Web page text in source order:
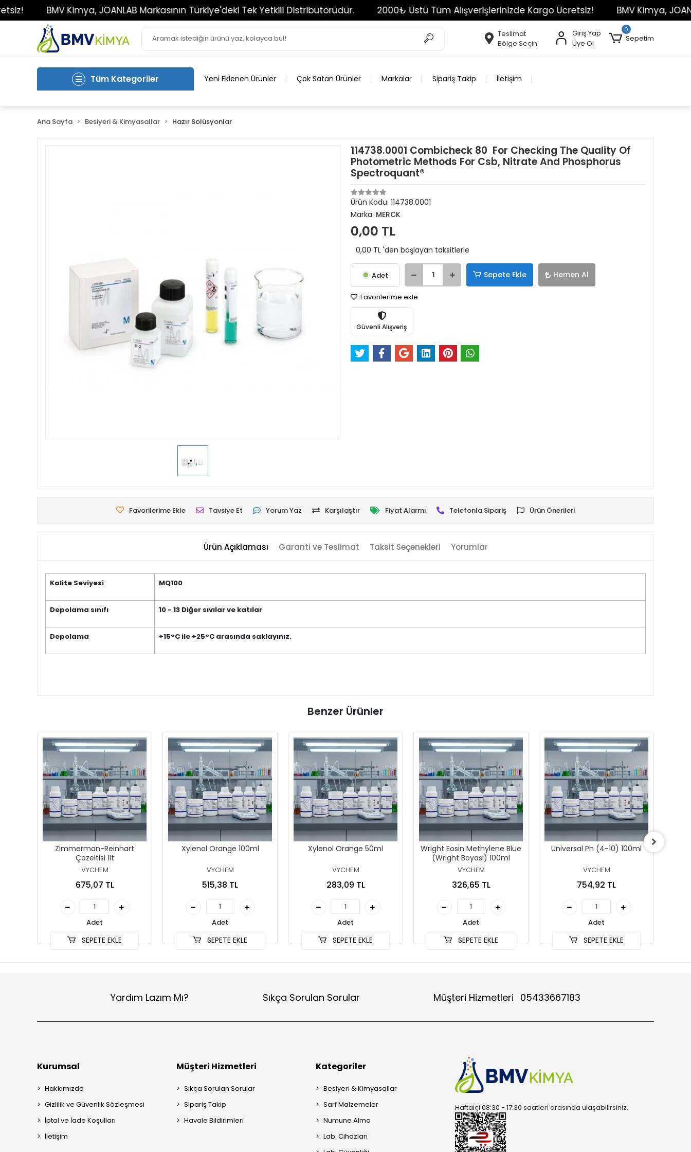
BMV Kimya, JOANLAB Markasının Türkiye'deki Tek Yetkili Distribütörüdür. 2000₺ Üstü Tüm Alışverişlerinizde Kargo Ücretsiz! BMV Kimya, JOANLAB
Teslimat
Bölge Seçin
Giriş Yap
Üye Ol
0
Sepetim
Tüm Kategoriler Yeni Eklenen Ürünler Çok Satan Ürünler Markalar Sipariş Takip İletişim
Ana Sayfa Besiyeri & Kimyasallar Hazır Solüsyonlar
114738.0001 Combicheck 80 For Checking The Quality Of
Photometric Methods For Csb, Nitrate And Phosphorus
Spectroquant®
Ürün Kodu: 114738.0001
Marka: MERCK
0,00 TL
0,00 TL 'den başlayan taksitlerle
Adet Sepete Ekle Hemen Al
Favorilerime ekle
Güvenli Alışveriş
Favorilerime Ekle Tavsiye Et Yorum Yaz Karşılaştır Fiyat Alarmı Telefonla Sipariş Ürün Önerileri
Ürün Açıklaması Garanti ve Teslimat Taksit Seçenekleri Yorumlar
Kalite Seviyesi MQ100
Depolama sınıfı 10 - 13 Diğer sıvılar ve katılar
Depolama +15°C ile +25°C arasında saklayınız.
Benzer Ürünler
Zimmerman-Reinhart
Çözeltisi 1lt
VYCHEM
675,07 TL
Adet
SEPETE EKLE
Xylenol Orange 100ml
VYCHEM
515,38 TL
Adet
SEPETE EKLE
Xylenol Orange 50ml
VYCHEM
283,09 TL
Adet
SEPETE EKLE
Wright Eosin Methylene Blue
(Wright Boyası) 100ml
VYCHEM
326,65 TL
Adet
SEPETE EKLE
Universal Ph (4-10) 100ml
VYCHEM
754,92 TL
Adet
SEPETE EKLE
Yardım Lazım Mı? Sıkça Sorulan Sorular Müşteri Hizmetleri 05433667183
Kurumsal
Hakkımızda
Gizlilik ve Güvenlik Sözleşmesi
İptal ve İade Koşulları
İletişim
Müşteri Hizmetleri
Sıkça Sorulan Sorular
Sipariş Takip
Havale Bildirimleri
Kategoriler
Besiyeri & Kimyasallar
Sarf Malzemeler
Numune Alma
Lab. Cihazları
Haftaiçi 08:30 - 17:30 saatleri arasında ulaşabilirsiniz.